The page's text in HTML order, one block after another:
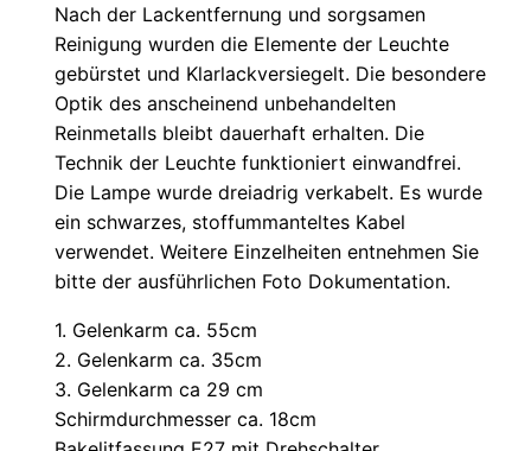
Nach der Lackentfernung und sorgsamen
Reinigung wurden die Elemente der Leuchte
gebürstet und Klarlackversiegelt. Die besondere
Optik des anscheinend unbehandelten
Reinmetalls bleibt dauerhaft erhalten. Die
Technik der Leuchte funktioniert einwandfrei.
Die Lampe wurde dreiadrig verkabelt. Es wurde
ein schwarzes, stoffummanteltes Kabel
verwendet. Weitere Einzelheiten entnehmen Sie
bitte der ausführlichen Foto Dokumentation.
1. Gelenkarm ca. 55cm
2. Gelenkarm ca. 35cm
3. Gelenkarm ca 29 cm
Schirmdurchmesser ca. 18cm